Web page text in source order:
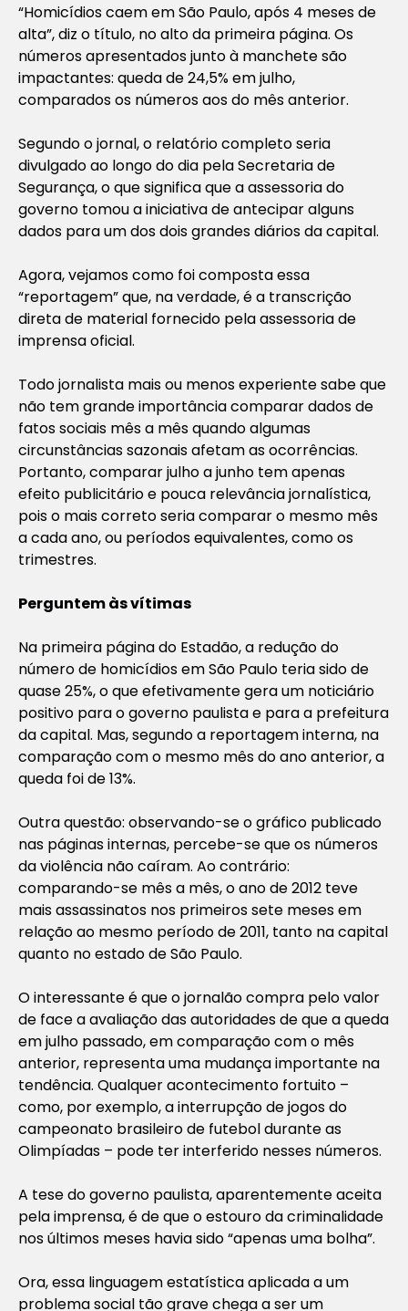
“Homicídios caem em São Paulo, após 4 meses de
alta”, diz o título, no alto da primeira página. Os
números apresentados junto à manchete são
impactantes: queda de 24,5% em julho,
comparados os números aos do mês anterior.
Segundo o jornal, o relatório completo seria
divulgado ao longo do dia pela Secretaria de
Segurança, o que significa que a assessoria do
governo tomou a iniciativa de antecipar alguns
dados para um dos dois grandes diários da capital.
Agora, vejamos como foi composta essa
“reportagem” que, na verdade, é a transcrição
direta de material fornecido pela assessoria de
imprensa oficial.
Todo jornalista mais ou menos experiente sabe que
não tem grande importância comparar dados de
fatos sociais mês a mês quando algumas
circunstâncias sazonais afetam as ocorrências.
Portanto, comparar julho a junho tem apenas
efeito publicitário e pouca relevância jornalística,
pois o mais correto seria comparar o mesmo mês
a cada ano, ou períodos equivalentes, como os
trimestres.
Perguntem às vítimas
Na primeira página do Estadão, a redução do
número de homicídios em São Paulo teria sido de
quase 25%, o que efetivamente gera um noticiário
positivo para o governo paulista e para a prefeitura
da capital. Mas, segundo a reportagem interna, na
comparação com o mesmo mês do ano anterior, a
queda foi de 13%.
Outra questão: observando-se o gráfico publicado
nas páginas internas, percebe-se que os números
da violência não caíram. Ao contrário:
comparando-se mês a mês, o ano de 2012 teve
mais assassinatos nos primeiros sete meses em
relação ao mesmo período de 2011, tanto na capital
quanto no estado de São Paulo.
O interessante é que o jornalão compra pelo valor
de face a avaliação das autoridades de que a queda
em julho passado, em comparação com o mês
anterior, representa uma mudança importante na
tendência. Qualquer acontecimento fortuito –
como, por exemplo, a interrupção de jogos do
campeonato brasileiro de futebol durante as
Olimpíadas – pode ter interferido nesses números.
A tese do governo paulista, aparentemente aceita
pela imprensa, é de que o estouro da criminalidade
nos últimos meses havia sido “apenas uma bolha”.
Ora, essa linguagem estatística aplicada a um
problema social tão grave chega a ser um